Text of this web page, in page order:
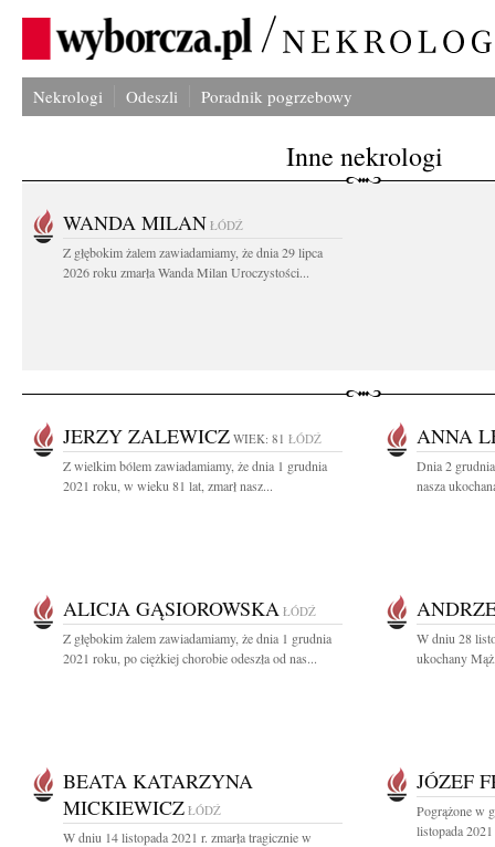
Nekrologi Odeszli Poradnik pogrzebowy
Inne nekrologi
WANDA MILAN ŁÓDŹ
Z głębokim żalem zawiadamiamy, że dnia 29 lipca
2026 roku zmarła Wanda Milan Uroczystości...
JERZY ZALEWICZ WIEK: 81 ŁÓDŹ
Z wielkim bólem zawiadamiamy, że dnia 1 grudnia
2021 roku, w wieku 81 lat, zmarł nasz...
ANNA
Dnia 2
nasza
ALICJA GĄSIOROWSKA ŁÓDŹ
Z głębokim żalem zawiadamiamy, że dnia 1 grudnia
2021 roku, po ciężkiej chorobie odeszła od nas...
W dniu 28
ukochany
BEATA KATARZYNA
MICKIEWICZ ŁÓDŹ
W dniu 14 listopada 2021 r. zmarła tragicznie w
JÓZEF
Pogrążone w
listopada